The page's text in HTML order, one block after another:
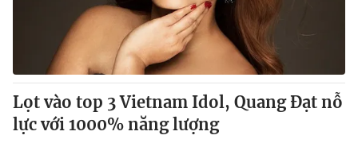
Lọt vào top 3 Vietnam Idol, Quang Đạt nỗ
lực với 1000% năng lượng